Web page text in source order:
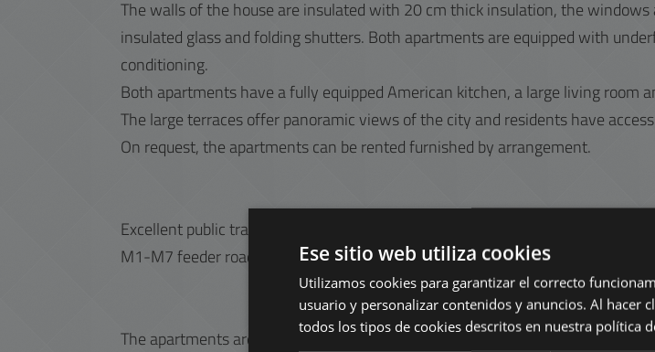
The walls of the house are insulated with 20 cm thick insulation, the
insulated glass and folding shutters. Both apartments are equipped with
conditioning.
Both apartments have a fully equipped American kitchen, a large living room
The large terraces offer panoramic views of the city and residents have
On request, the apartments can be rented furnished by arrangement.
Excellent public transport options are close by, with numerous bus stops and
M1-M7 feeder road within easy reach. There is also easy access to several
The apartments are for rent for a minimum of 1 year and can be moved in
Ese sitio web utiliza cookies
Utilizamos cookies para garantizar el correcto
usuario y personalizar contenidos y anuncios. Al hacer
todos los tipos de cookies descritos en nuestra política